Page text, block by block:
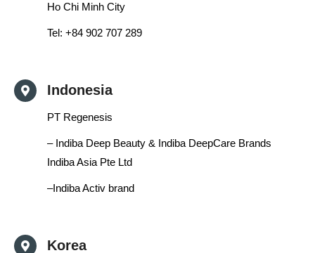
Ho Chi Minh City
Tel: +84 902 707 289
Indonesia
PT Regenesis
– Indiba Deep Beauty & Indiba DeepCare Brands
Indiba Asia Pte Ltd
–Indiba Activ brand
Korea